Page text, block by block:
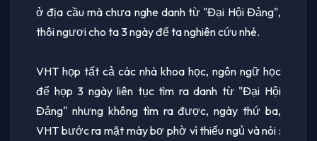
ở địa cầu mà chưa nghe danh từ "Đại Hội Đảng",
thôi ngươi cho ta 3 ngày để ta nghiên cứu nhé.
VHT họp tất cả các nhà khoa học, ngôn ngữ học
để họp 3 ngày liên tục tìm ra danh từ "Đại Hội
Đảng" nhưng không tìm ra được, ngày thứ ba,
VHT bước ra mặt mày bơ phờ vì thiếu ngủ và nói :